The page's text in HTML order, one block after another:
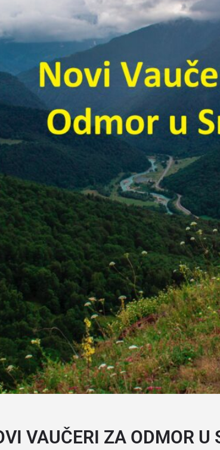
VAUČERI ZA ODMOR